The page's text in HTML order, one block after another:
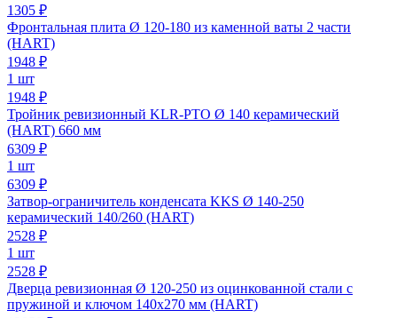
1305 ₽
Фронтальная плита Ø 120-180 из каменной ваты 2 части
(HART)
1948 ₽
1 шт
1948 ₽
Тройник ревизионный KLR-PTO Ø 140 керамический
(HART) 660 мм
6309 ₽
1 шт
6309 ₽
Затвор-ограничитель конденсата KKS Ø 140-250
керамический 140/260 (HART)
2528 ₽
1 шт
2528 ₽
Дверца ревизионная Ø 120-250 из оцинкованной стали с
пружиной и ключом 140х270 мм (HART)